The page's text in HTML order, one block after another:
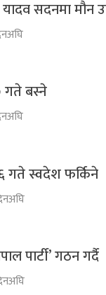
यादव सदनमा मौन
गते बस्ने
गते स्वदेश फर्किने
पार्टी’ गठन गर्दै